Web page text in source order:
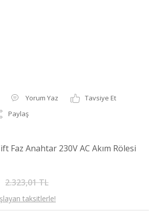
Yorum Yaz
Tavsiye Et
Paylaş
Faz Anahtar 230V AC Akım Rölesi
2.323,01 TL
taksitlerle!